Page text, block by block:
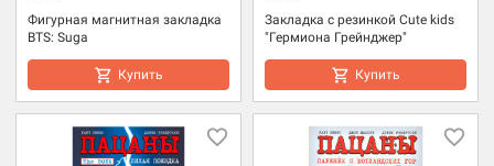
Фигурная магнитная закладка
BTS: Suga
Купить
Закладка с резинкой Cute kids
"Гермиона Грейнджер"
Купить